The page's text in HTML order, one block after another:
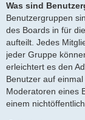
Was sind
Benutzergruppen
des Boards in für
aufteilt. Jedes
jeder Gruppe
erleichtert es den
Benutzer auf
Moderatoren eines
einem